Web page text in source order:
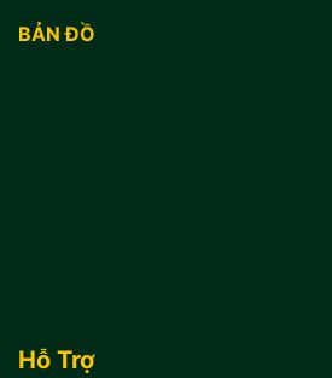
BẢN ĐỒ
Hỗ Trợ